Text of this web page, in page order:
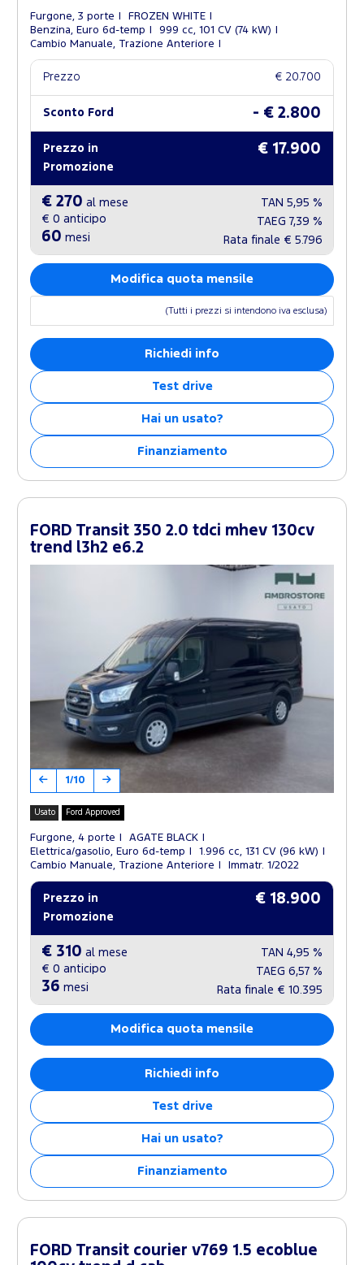
Furgone, 3 porte
FROZEN WHITE
Benzina, Euro 6d-temp
999 cc, 101 CV (74 kW)
Cambio Manuale, Trazione Anteriore
Prezzo € 20.700
Sconto Ford - € 2.800
Prezzo in
Promozione
€ 17.900
€ 270 al mese
€ 0 anticipo
60 mesi
TAN 5,95 %
TAEG 7,39 %
Rata finale € 5.796
Modifica quota mensile
(Tutti i prezzi si intendono iva esclusa)
Richiedi info
Test drive
Hai un usato?
Finanziamento
FORD Transit 350 2.0 tdci mhev 130cv
trend l3h2 e6.2
1/10
Usato Ford Approved
Furgone, 4 porte
AGATE BLACK
Elettrica/gasolio, Euro 6d-temp
1.996 cc, 131 CV (96 kW)
Cambio Manuale, Trazione Anteriore
Immatr. 1/2022
Prezzo in
Promozione
€ 18.900
€ 310 al mese
€ 0 anticipo
36 mesi
TAN 4,95 %
TAEG 6,57 %
Rata finale € 10.395
Modifica quota mensile
Richiedi info
Test drive
Hai un usato?
Finanziamento
FORD Transit courier v769 1.5 ecoblue